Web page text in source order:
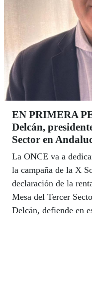
EN PRIMERA
Delcán,
Sector en
La ONCE va a
la campaña de la X
declaración de la
Mesa del Tercer
Delcán, defiende en